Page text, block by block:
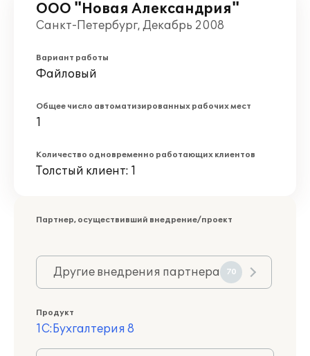
ООО "Новая Александрия"
Санкт-Петербург, Декабрь 2008
Вариант работы
Файловый
Общее число автоматизированных рабочих мест
1
Количество одновременно работающих клиентов
Толстый клиент: 1
Партнер, осуществивший внедрение/проект
Другие внедрения партнера 70
Продукт
1С:Бухгалтерия 8